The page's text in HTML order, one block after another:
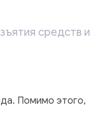
средств и
Помимо этого,